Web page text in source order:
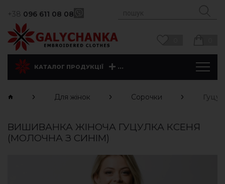
+38 096 611 08 08
КАТАЛОГ ПРОДУКЦІЇ ...
Для жінок Сорочки
ВИШИВАНКА ЖІНОЧА ГУЦУЛКА КСЕНЯ
(МОЛОЧНА З СИНІМ)